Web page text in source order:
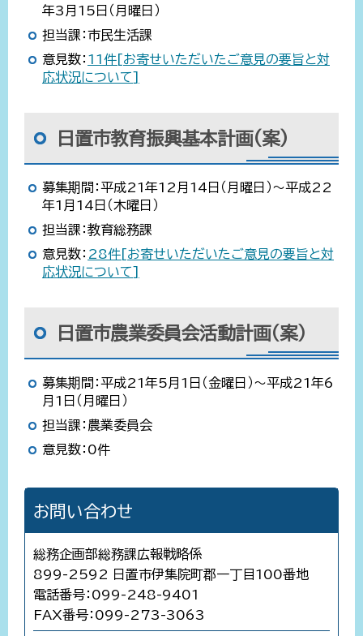
年3月15日（月曜日）
担当課：市民生活課
意見数： 11件[お寄せいただいたご意見の要旨と対
応状況について]
日置市教育振興基本計画(案)
募集期間：平成21年12月14日（月曜日）～平成22
年1月14日（木曜日）
担当課：教育総務課
意見数： 28件[お寄せいただいたご意見の要旨と対
応状況について]
日置市農業委員会活動計画（案）
募集期間：平成21年5月1日（金曜日）～平成21年6
月1日（月曜日）
担当課：農業委員会
意見数：0件
お問い合わせ
総務企画部総務課広報戦略係
899-2592 日置市伊集院町郡一丁目100番地
電話番号：099-248-9401
FAX番号：099-273-3063